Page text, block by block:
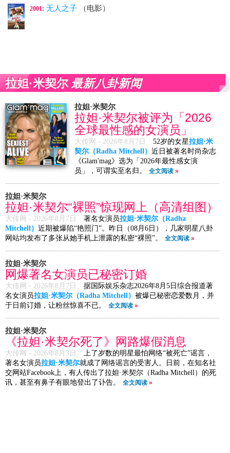
2001 : 无人之子 （电影）
拉妲·米契尔 最新八卦新闻
拉妲·米契尔
拉妲·米契尔被评为「2026
全球最性感的女演员」
大传网 - 2026年8月7日 52岁的女星拉妲·米
契尔（Radha Mitchell） 近日被著名时尚杂志
《Glam'mag》选为「2026年最性感女演
员」，可谓实至名归。
全文阅读 »
拉妲·米契尔
拉妲·米契尔“裸照”惊现网上（高清组图）
大传网 - 2026年8月7日 著名女演员拉妲·米契尔（Radha
Mitchell） 近期被爆陷“艳照门”。昨日（08月6日），几家明星八卦
网站均发布了多张从她手机上泄露的私密“裸照”。
全文阅读 »
拉妲·米契尔
网爆著名女演员已秘密订婚
大传网 - 2026年8月7日
据国际娱乐杂志2026年8月5日综合报道著
名女演员拉妲·米契尔（Radha Mitchell） 被爆已秘密恋爱数月，并
于日前订婚，让粉丝惊喜不已。
全文阅读 »
拉妲·米契尔
《拉妲·米契尔死了》网路爆假消息
大传网 - 2026年8月3日
上了岁数的明星最怕网络“被死亡”谣言，
著名女演员拉妲·米契尔就成了网络谣言的受害人。日前，在知名社
交网站Facebook上，有人传出了拉妲·米契尔（Radha Mitchell）的死
讯，甚至有鼻子有眼地登出了讣告。
全文阅读 »